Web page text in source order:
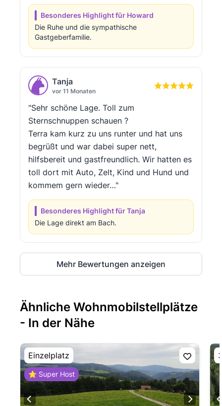
Besonderes Highlight für Howard
Die Ruhe und die sympathische
Gastgeberfamilie.
Tanja
vor 11 Monaten
"Sehr schöne Lage. Toll zum
Sternschnuppen schauen ?
Terra kam kurz zu uns runter und hat uns
begrüßt und war dabei super nett,
hilfsbereit und gastfreundlich. Wir hatten es
toll dort mit Auto, Zelt, Kind und Hund und
kommem gern wieder…"
Besonderes Highlight für Tanja
Die Lage direkt am Bach.
Mehr Bewertungen anzeigen
Ähnliche Wohnmobilstellplätze
- In der Nähe
Einzelplatz
⭐ Super Host